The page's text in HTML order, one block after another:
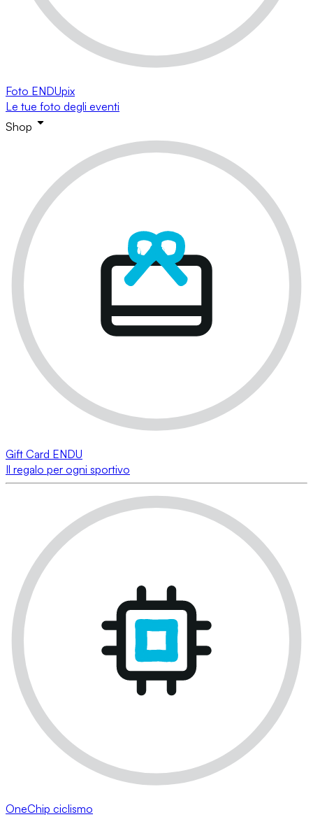
Foto ENDUpix
Le tue foto degli eventi
Shop
Gift Card ENDU
Il regalo per ogni sportivo
OneChip ciclismo